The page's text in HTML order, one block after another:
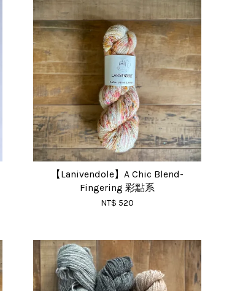
【Lanivendole】A Chic Blend-
Fingering 彩點系
NT$ 520